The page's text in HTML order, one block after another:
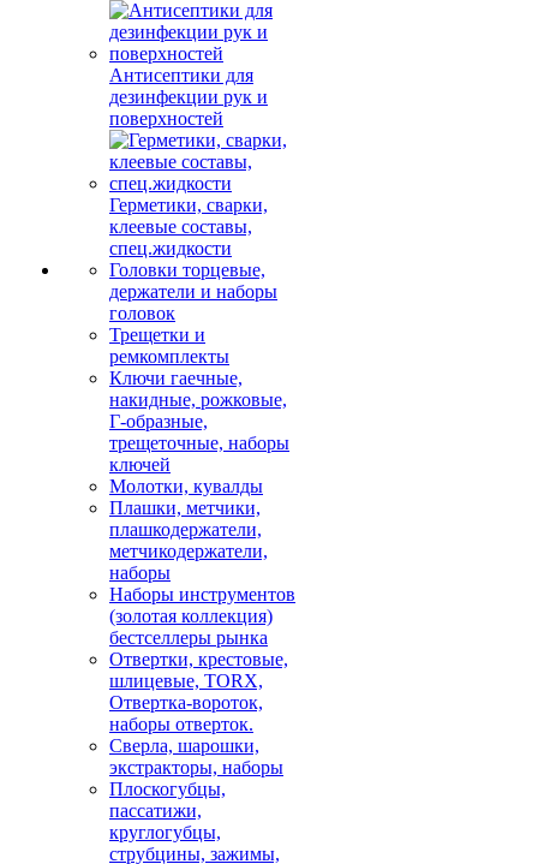
Антисептики для
дезинфекции рук и
поверхностей
Герметики, сварки,
клеевые составы,
спец.жидкости
Головки торцевые,
держатели и наборы
головок
Трещетки и
ремкомплекты
Ключи гаечные,
накидные, рожковые,
Г-образные,
трещеточные, наборы
ключей
Молотки, кувалды
Плашки, метчики,
плашкодержатели,
метчикодержатели,
наборы
Наборы инструментов
(золотая коллекция)
бестселлеры рынка
Отвертки, крестовые,
шлицевые, TORX,
Отвертка-вороток,
наборы отверток.
Сверла, шарошки,
экстракторы, наборы
Плоскогубцы,
пассатижи,
круглогубцы,
струбцины, зажимы,